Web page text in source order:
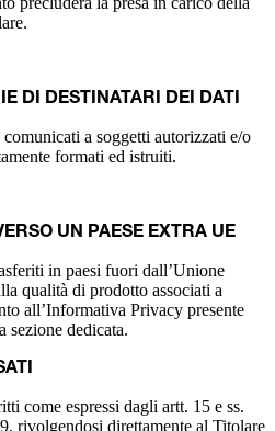
DI DESTINATARI DEI DATI
a soggetti autorizzati e/o
formati ed istruiti.
UN PAESE EXTRA UE
in paesi fuori dall’Unione
qualità di prodotto associati a
all’Informativa Privacy presente
sezione dedicata.
come espressi dagli artt. 15 e ss.
rivolgendosi direttamente al Titolare